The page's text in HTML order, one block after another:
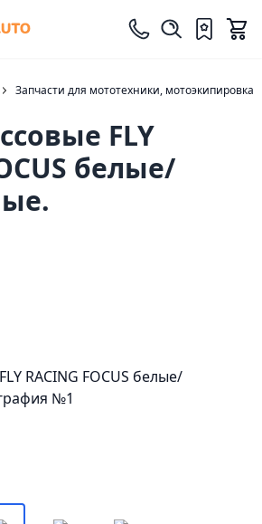
Запчасти для мототехники, мотоэкипировка
FLY
белые/